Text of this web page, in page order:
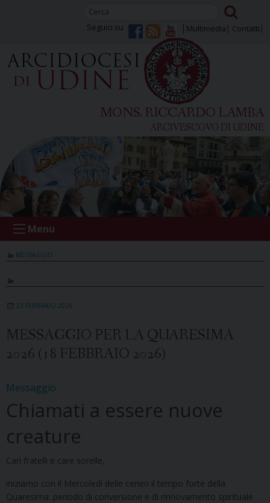
Multimedia Contatti
Seguici su
MONS. RICCARDO LAMBA
ARCIVESCOVO DI UDINE
Menu
MESSAGGIO
23 FEBBRAIO 2026
MESSAGGIO PER LA QUARESIMA
2026 (18 FEBBRAIO 2026)
Messaggio
Chiamati a essere nuove
creature
Cari fratelli e care sorelle,
iniziamo con il Mercoledì delle ceneri il tempo forte della
Quaresima: periodo di conversione e di rinnovamento spirituale